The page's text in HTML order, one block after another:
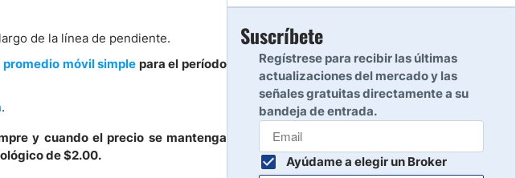
de la línea de pendiente.
promedio móvil simple para el período
.
y cuando el precio se mantenga
de $2.00.
10
Suscríbete
Regístrese para recibir las últimas
actualizaciones del mercado y las
señales gratuitas directamente a su
bandeja de entrada.
Ayúdame a elegir un Broker